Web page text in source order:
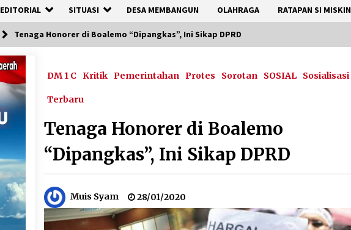
EDITORIAL SITUASI DESA MEMBANGUN OLAHRAGA RATAPAN SI MISKIN
Tenaga Honorer di Boalemo “Dipangkas”, Ini Sikap DPRD
DM 1 C Kritik Pemerintahan Protes Sorotan SOSIAL Sosialisasi
Terbaru
Tenaga Honorer di Boalemo
“Dipangkas”, Ini Sikap DPRD
Muis Syam 28/01/2020